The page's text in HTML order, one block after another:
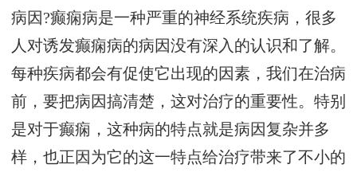
病因?癫痫病是一种严重的神经系统疾病，很多
人对诱发癫痫病的病因没有深入的认识和了解。
每种疾病都会有促使它出现的因素，我们在治病
前，要把病因搞清楚，这对治疗的重要性。特别
是对于癫痫，这种病的特点就是病因复杂并多
样，也正因为它的这一特点给治疗带来了不小的